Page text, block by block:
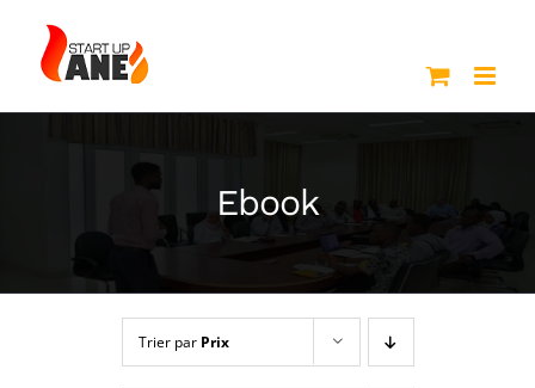
contenu
Ebook
Trier par Prix